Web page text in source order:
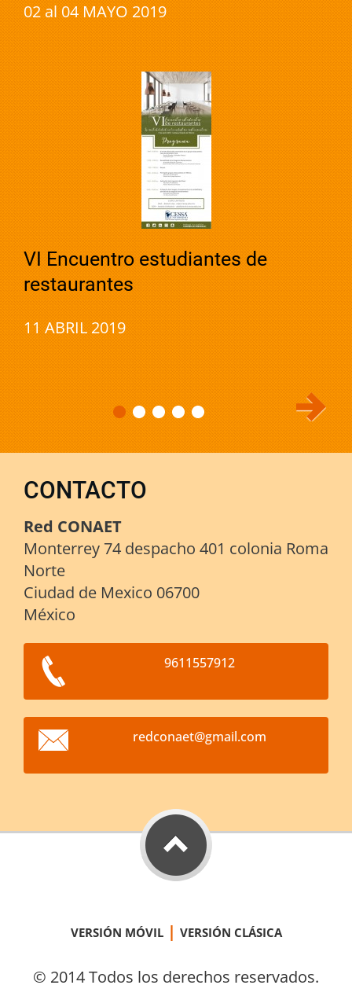
02 al 04 MAYO 2019
VI Encuentro estudiantes de
restaurantes
11 ABRIL 2019
CONTACTO
Red CONAET
Monterrey 74 despacho 401 colonia Roma
Norte
Ciudad de Mexico 06700
México
9611557912
redconaet@gmail.com
VERSIÓN MÓVIL | VERSIÓN CLÁSICA
© 2014 Todos los derechos reservados.